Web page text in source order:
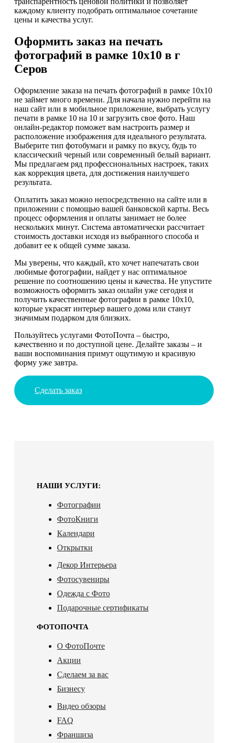
каждому клиенту подобрать оптимальное сочетание
цены и качества услуг.
Оформить заказ на печать
фотографий в рамке 10х10 в г
Серов
Оформление заказа на печать фотографий в рамке 10х10
не займет много времени. Для начала нужно перейти на
наш сайт или в мобильное приложение, выбрать услугу
печати в рамке 10 на 10 и загрузить свое фото. Наш
онлайн-редактор поможет вам настроить размер и
расположение изображения для идеального результата.
Выберите тип фотобумаги и рамку по вкусу, будь то
классический черный или современный белый вариант.
Мы предлагаем ряд профессиональных настроек, таких
как коррекция цвета, для достижения наилучшего
результата.
Оплатить заказ можно непосредственно на сайте или в
приложении с помощью вашей банковской карты. Весь
процесс оформления и оплаты занимает не более
нескольких минут. Система автоматически рассчитает
стоимость доставки исходя из выбранного способа и
добавит ее к общей сумме заказа.
Мы уверены, что каждый, кто хочет напечатать свои
любимые фотографии, найдет у нас оптимальное
решение по соотношению цены и качества. Не упустите
возможность оформить заказ онлайн уже сегодня и
получить качественные фотографии в рамке 10х10,
которые украсят интерьер вашего дома или станут
значимым подарком для близких.
Пользуйтесь услугами ФотоПочта – быстро,
качественно и по доступной цене. Делайте заказы – и
ваши воспоминания примут ощутимую и красивую
форму уже завтра.
Сделать заказ
НАШИ УСЛУГИ:
Фотографии
ФотоКниги
Календари
Открытки
Декор Интерьера
Фотосувениры
Одежда с Фото
Подарочные сертификаты
ФОТОПОЧТА
О ФотоПочте
Акции
Сделаем за вас
Бизнесу
Видео обзоры
FAQ
Франшиза